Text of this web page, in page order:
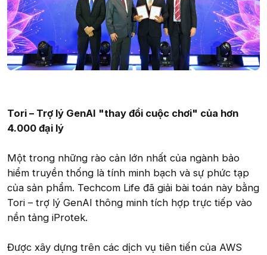
Tori – Trợ lý GenAI "thay đổi cuộc chơi" của hơn
4.000 đại lý
Một trong những rào cản lớn nhất của ngành bảo
hiểm truyền thống là tính minh bạch và sự phức tạp
của sản phẩm. Techcom Life đã giải bài toán này bằng
Tori – trợ lý GenAI thông minh tích hợp trực tiếp vào
nền tảng iProtek.
Được xây dựng trên các dịch vụ tiên tiến của AWS